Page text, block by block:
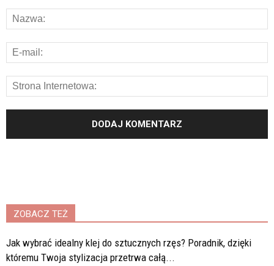
ZOBACZ TEŻ
Jak wybrać idealny klej do sztucznych rzęs? Poradnik, dzięki
któremu Twoja stylizacja przetrwa całą...